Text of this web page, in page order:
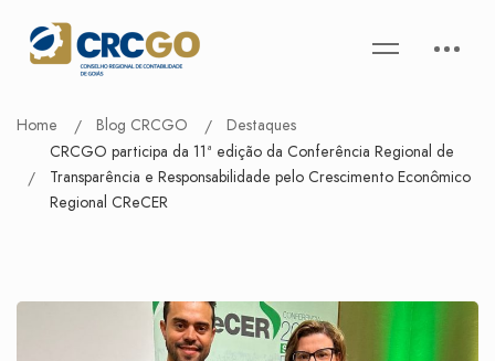
Home Blog CRCGO
Destaques
CRCGO participa da 11ª edição da Conferência Regional de
Transparência e Responsabilidade pelo Crescimento Econômico
Regional CReCER